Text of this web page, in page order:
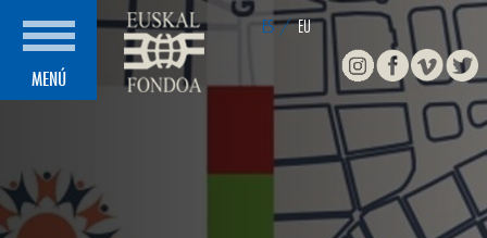
MENÚ
ES / EU
InstagramFacebook
Vimeo